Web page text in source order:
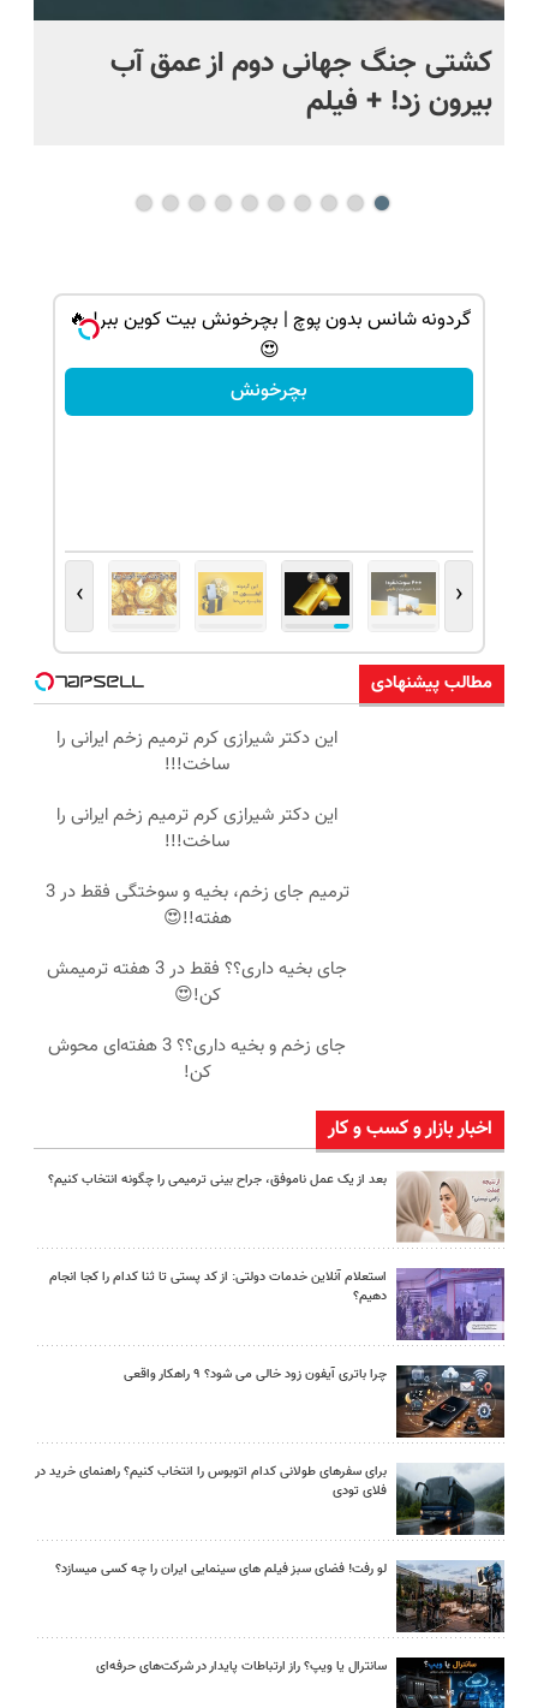
کشتی‌ جنگ جهانی دوم از عمق آب
بیرون زد! + فیلم
گردونه شانس بدون پوچ | بچرخونش بیت کوین ببر! 🔥
😍
بچرخونش
‹
›
مطالب پیشنهادی
این دکتر شیرازی کرم ترمیم زخم ایرانی را
ساخت!!!
این دکتر شیرازی کرم ترمیم زخم ایرانی را
ساخت!!!
ترمیم جای زخم، بخیه و سوختگی فقط در 3
هفته!!😍
جای بخیه داری؟؟ فقط در 3 هفته ترمیمش
کن!😍
جای زخم و بخیه داری؟؟ 3 هفته‌ای محوش
کن!
اخبار بازار و کسب و کار
بعد از یک عمل ناموفق، جراح بینی ترمیمی را چگونه انتخاب کنیم؟
استعلام آنلاین خدمات دولتی: از کد پستی تا ثنا کدام را کجا انجام
دهیم؟
چرا باتری آیفون زود خالی می شود؟ ۹ راهکار واقعی
برای سفرهای طولانی کدام اتوبوس را انتخاب کنیم؟ راهنمای خرید در
فلای تودی
لو رفت! فضای سبز فیلم های سینمایی ایران را چه کسی میسازد؟
سانترال یا ویپ؟ راز ارتباطات پایدار در شرکت‌های حرفه‌ای